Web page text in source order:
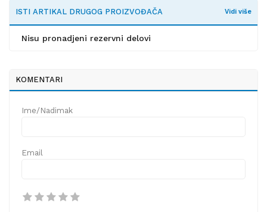
ISTI ARTIKAL DRUGOG PROIZVOĐAČA Vidi više
Nisu pronadjeni rezervni delovi
KOMENTARI
Ime/Nadimak
Email